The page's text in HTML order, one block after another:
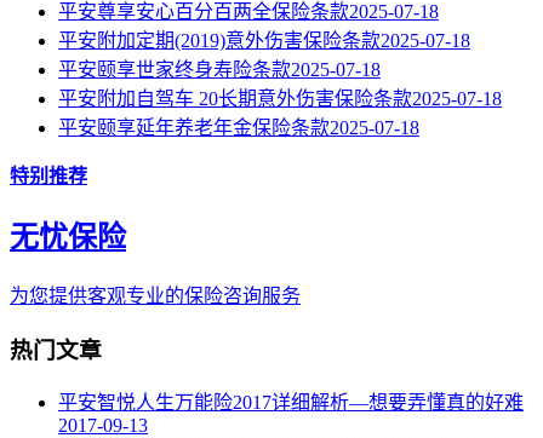
平安尊享安心百分百两全保险条款2025-07-18
平安附加定期(2019)意外伤害保险条款2025-07-18
平安颐享世家终身寿险条款2025-07-18
平安附加自驾车 20长期意外伤害保险条款2025-07-18
平安颐享延年养老年金保险条款2025-07-18
特别推荐
无忧保险
为您提供客观专业的保险咨询服务
热门文章
平安智悦人生万能险2017详细解析—想要弄懂真的好难
2017-09-13